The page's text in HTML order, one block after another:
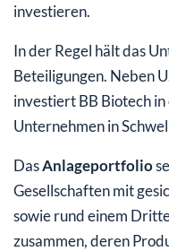
investieren.
In der Regel hält das
Beteiligungen. Neben
investiert BB Biotech
Unternehmen in
DasAnlageportfolio
Gesellschaften mit
sowie rund einem
zusammen, deren